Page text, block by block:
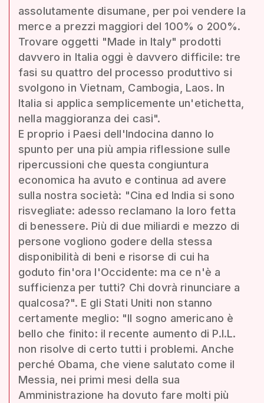
assolutamente disumane, per poi vendere la
merce a prezzi maggiori del 100% o 200%.
Trovare oggetti "Made in Italy" prodotti
davvero in Italia oggi è davvero difficile: tre
fasi su quattro del processo produttivo si
svolgono in Vietnam, Cambogia, Laos. In
Italia si applica semplicemente un'etichetta,
nella maggioranza dei casi".
E proprio i Paesi dell'Indocina danno lo
spunto per una più ampia riflessione sulle
ripercussioni che questa congiuntura
economica ha avuto e continua ad avere
sulla nostra società: "Cina ed India si sono
risvegliate: adesso reclamano la loro fetta
di benessere. Più di due miliardi e mezzo di
persone vogliono godere della stessa
disponibilità di beni e risorse di cui ha
goduto fin'ora l'Occidente: ma ce n'è a
sufficienza per tutti? Chi dovrà rinunciare a
qualcosa?". E gli Stati Uniti non stanno
certamente meglio: "Il sogno americano è
bello che finito: il recente aumento di P.I.L.
non risolve di certo tutti i problemi. Anche
perché Obama, che viene salutato come il
Messia, nei primi mesi della sua
Amministrazione ha dovuto fare molti più